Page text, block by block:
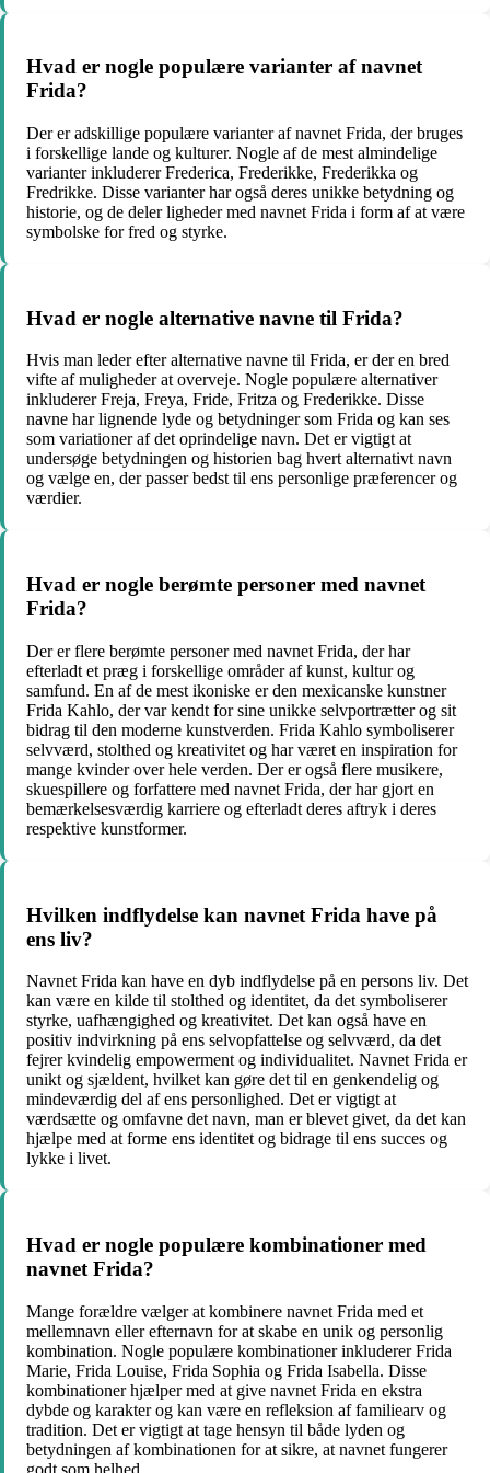
Hvad er nogle populære varianter af navnet
Frida?
Der er adskillige populære varianter af navnet Frida, der bruges
i forskellige lande og kulturer. Nogle af de mest almindelige
varianter inkluderer Frederica, Frederikke, Frederikka og
Fredrikke. Disse varianter har også deres unikke betydning og
historie, og de deler ligheder med navnet Frida i form af at være
symbolske for fred og styrke.
Hvad er nogle alternative navne til Frida?
Hvis man leder efter alternative navne til Frida, er der en bred
vifte af muligheder at overveje. Nogle populære alternativer
inkluderer Freja, Freya, Fride, Fritza og Frederikke. Disse
navne har lignende lyde og betydninger som Frida og kan ses
som variationer af det oprindelige navn. Det er vigtigt at
undersøge betydningen og historien bag hvert alternativt navn
og vælge en, der passer bedst til ens personlige præferencer og
værdier.
Hvad er nogle berømte personer med navnet
Frida?
Der er flere berømte personer med navnet Frida, der har
efterladt et præg i forskellige områder af kunst, kultur og
samfund. En af de mest ikoniske er den mexicanske kunstner
Frida Kahlo, der var kendt for sine unikke selvportrætter og sit
bidrag til den moderne kunstverden. Frida Kahlo symboliserer
selvværd, stolthed og kreativitet og har været en inspiration for
mange kvinder over hele verden. Der er også flere musikere,
skuespillere og forfattere med navnet Frida, der har gjort en
bemærkelsesværdig karriere og efterladt deres aftryk i deres
respektive kunstformer.
Hvilken indflydelse kan navnet Frida have på
ens liv?
Navnet Frida kan have en dyb indflydelse på en persons liv. Det
kan være en kilde til stolthed og identitet, da det symboliserer
styrke, uafhængighed og kreativitet. Det kan også have en
positiv indvirkning på ens selvopfattelse og selvværd, da det
fejrer kvindelig empowerment og individualitet. Navnet Frida er
unikt og sjældent, hvilket kan gøre det til en genkendelig og
mindeværdig del af ens personlighed. Det er vigtigt at
værdsætte og omfavne det navn, man er blevet givet, da det kan
hjælpe med at forme ens identitet og bidrage til ens succes og
lykke i livet.
Hvad er nogle populære kombinationer med
navnet Frida?
Mange forældre vælger at kombinere navnet Frida med et
mellemnavn eller efternavn for at skabe en unik og personlig
kombination. Nogle populære kombinationer inkluderer Frida
Marie, Frida Louise, Frida Sophia og Frida Isabella. Disse
kombinationer hjælper med at give navnet Frida en ekstra
dybde og karakter og kan være en refleksion af familiearv og
tradition. Det er vigtigt at tage hensyn til både lyden og
betydningen af kombinationen for at sikre, at navnet fungerer
godt som helhed.